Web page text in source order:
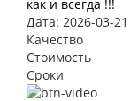
как и всегда !!!
Дата: 2026-03-21
Качество
Стоимость
Сроки